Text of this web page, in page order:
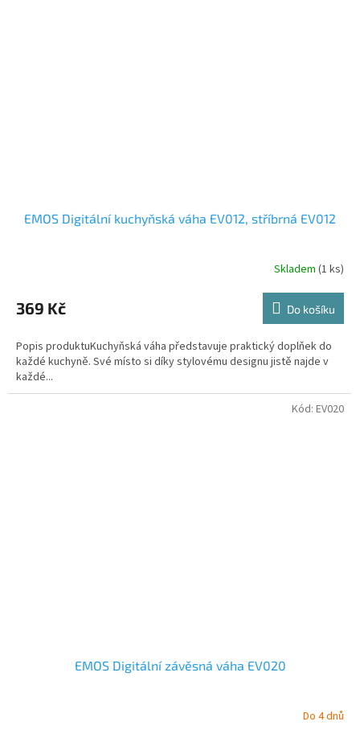
EMOS Digitální kuchyňská váha EV012, stříbrná EV012
Skladem (1 ks)
369 Kč Do košíku
Popis produktuKuchyňská váha představuje praktický doplňek do
každé kuchyně. Své místo si díky stylovému designu jistě najde v
každé...
EMOS Digitální závěsná váha EV020
Do 4 dnů
Kód: EV020